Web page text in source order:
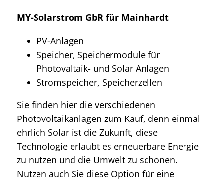
MY-Solarstrom GbR für Mainhardt
PV-Anlagen
Speicher, Speichermodule für
Photovaltaik- und Solar Anlagen
Stromspeicher, Speicherzellen
Sie finden hier die verschiedenen
Photovoltaikanlagen zum Kauf, denn einmal
ehrlich Solar ist die Zukunft, diese
Technologie erlaubt es erneuerbare Energie
zu nutzen und die Umwelt zu schonen.
Nutzen auch Sie diese Option für eine